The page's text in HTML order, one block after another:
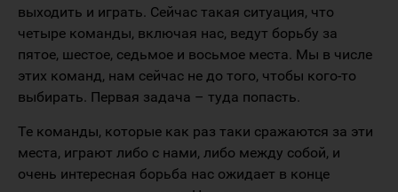
выходить и играть. Сейчас такая ситуация, что
четыре команды, включая нас, ведут борьбу за
пятое, шестое, седьмое и восьмое места. Мы в числе
этих команд, нам сейчас не до того, чтобы кого-то
выбирать. Первая задача – туда попасть.
Те команды, которые как раз таки сражаются за эти
места, играют либо с нами, либо между собой, и
очень интересная борьба нас ожидает в конце